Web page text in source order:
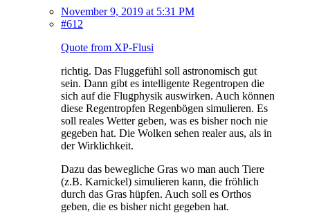
November 9, 2019 at 5:31 PM
#612
Quote from XP-Flusi
richtig. Das Fluggefühl soll astronomisch gut
sein. Dann gibt es intelligente Regentropen die
sich auf die Flugphysik auswirken. Auch können
diese Regentropfen Regenbögen simulieren. Es
soll reales Wetter geben, was es bisher noch nie
gegeben hat. Die Wolken sehen realer aus, als in
der Wirklichkeit.
Dazu das bewegliche Gras wo man auch Tiere
(z.B. Karnickel) simulieren kann, die fröhlich
durch das Gras hüpfen. Auch soll es Orthos
geben, die es bisher nicht gegeben hat.